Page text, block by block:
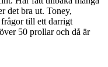
det bra ut. Toney,
till ett darrigt
50 prollar och då är